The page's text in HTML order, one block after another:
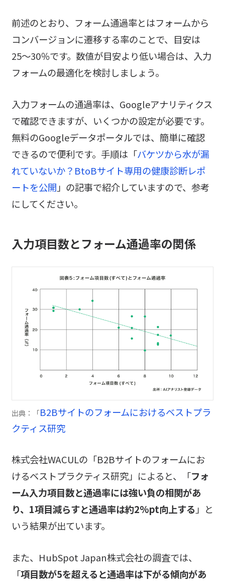
前述のとおり、フォーム通過率とはフォームから
コンバージョンに遷移する率のことで、目安は
25〜30％です。数値が目安より低い場合は、入力
フォームの最適化を検討しましょう。
入力フォームの通過率は、Googleアナリティクス
で確認できますが、いくつかの設定が必要です。
無料のGoogleデータポータルでは、簡単に確認
できるので便利です。手順は「バケツから水が漏
れていないか？BtoBサイト専用の健康診断レポ
ートを公開 」の記事で紹介していますので、参考
にしてください。
入力項目数とフォーム通過率の関係
出典：「B2Bサイトのフォームにおけるベストプラ
クティス研究
株式会社WACULの「B2Bサイトのフォームにお
けるベストプラクティス研究」によると、「フォ
ーム入力項目数と通過率には強い負の相関があ
り、1項目減らすと通過率は約2%pt向上する 」と
いう結果が出ています。
また、HubSpot Japan株式会社の調査では、
「項目数が5を超えると通過率は下がる傾向があ